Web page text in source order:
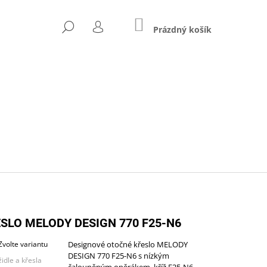
HLEDAT
PŘIHLÁŠENÍ
NÁKUPNÍ
KOŠÍK
Prázdný košík
MELODY DESIGN 770 F25-N6
variantu
a křesla
Designové otočné křeslo MELODY
DESIGN 770 F25-N6 s nízkým
Následující
(A-STJ-02)